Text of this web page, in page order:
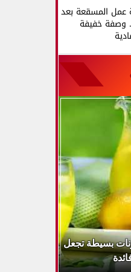
عمل المسقعة بعد
وصفة خفيفة
بسيطة تجعل